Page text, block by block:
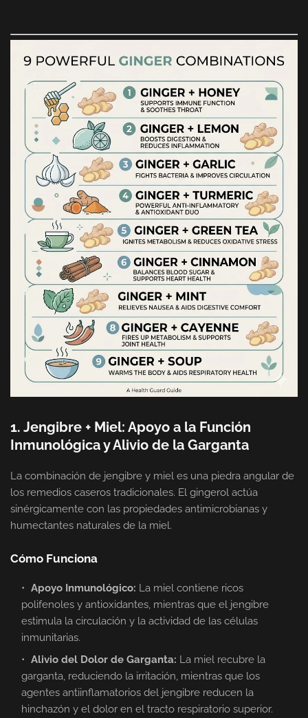
1. Jengibre + Miel: Apoyo a la Función
Inmunológica y Alivio de la Garganta
La combinación de jengibre y miel es una piedra angular de
los remedios caseros tradicionales. El gingerol actúa
sinérgicamente con las propiedades antimicrobianas y
humectantes naturales de la miel.
Cómo Funciona
Apoyo Inmunológico: La miel contiene ricos
polifenoles y antioxidantes, mientras que el jengibre
estimula la circulación y la actividad de las células
inmunitarias.
Alivio del Dolor de Garganta: La miel recubre la
garganta, reduciendo la irritación, mientras que los
agentes antiinflamatorios del jengibre reducen la
hinchazón y el dolor en el tracto respiratorio superior.